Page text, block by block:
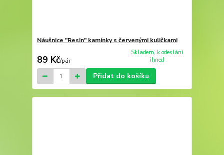
Náušnice "Resin" kamínky s červenými kuličkami
89 Kč/pár
Skladem, k odeslání
ihned
Přidat do košíku